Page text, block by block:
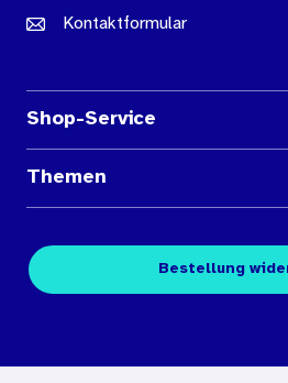
Kontaktformular
Shop-Service
Medienübersichten
Kontakt
Themen
Fachpublikationen
Digitales Archiv
Bestellung